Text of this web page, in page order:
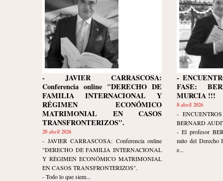
- JAVIER CARRASCOSA:
Conferencia online "DERECHO DE
FAMILIA INTERNACIONAL Y
RÉGIMEN ECONÓMICO
MATRIMONIAL EN CASOS
TRANSFRONTERIZOS".
20 abril 2026
- JAVIER CARRASCOSA: Conferencia online
"DERECHO DE FAMILIA INTERNACIONAL
Y RÉGIMEN ECONÓMICO MATRIMONIAL
EN CASOS TRANSFRONTERIZOS".
- Todo lo que siem...
-
FASE:
MURCIA !!!
8 abril 2026
-
BERNARD
- El profesor
mito del Derecho
e...